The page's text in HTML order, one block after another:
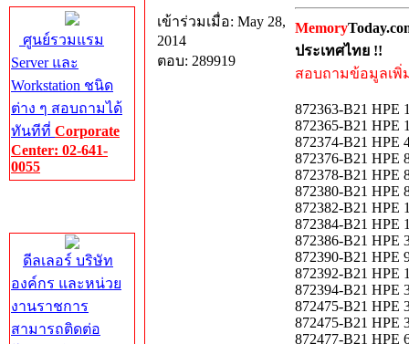
ศูนย์รวมแรม
Server และ
Workstation ชนิด
ต่าง ๆ สอบถามได้
ทันทีที่ Corporate
Center: 02-641-
0055
ดีลเลอร์ บริษัท
องค์กร และหน่วย
งานราชการ
สามารถติดต่อ
เข้าร่วมเมื่อ: May 28,
2014
ตอบ: 289919
Memory
ประเทศไทย !!
สอบถามข้อมูลเพิ่
872363-B21 HPE
872365-B21 HPE
872374-B21 HPE
872376-B21 HPE
872378-B21 HPE
872380-B21 HPE
872382-B21 HPE
872384-B21 HPE
872386-B21 HPE
872390-B21 HPE
872392-B21 HPE
872394-B21 HPE
872475-B21 HPE
872475-B21 HPE
872477-B21 HPE